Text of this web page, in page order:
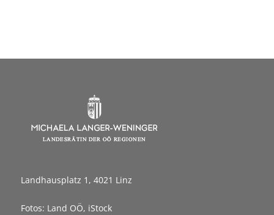
Landhausplatz 1, 4021 Linz
Fotos: Land OÖ, iStock